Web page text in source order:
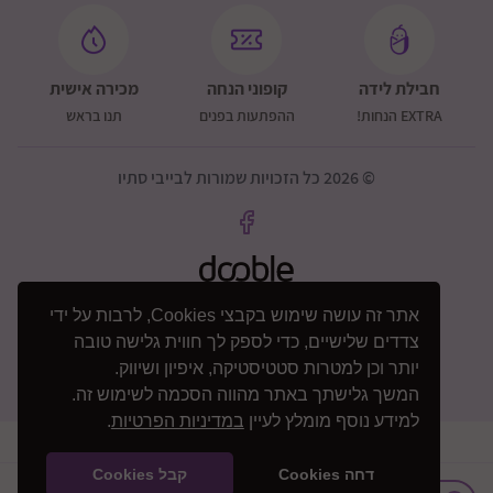
אתר זה עושה שימוש בקבצי Cookies, לרבות על ידי
צדדים שלישיים, כדי לספק לך חווית גלישה טובה
יותר וכן למטרות סטטיסטיקה, איפיון ושיווק.
המשך גלישתך באתר מהווה הסכמה לשימוש זה.
למידע נוסף מומלץ לעיין במדיניות הפרטיות.
דחה Cookies קבל Cookies
כיסוי רגליים מפואר בעיצוב חדש עם רוכסן פנימי
גגון XXL עם הגנת שמש UV50
כיסויי סיליקון על הרוכסנים להגנה מפני מים
אפשרות הגבהה או הנמכה – 2 מצבי גובה
קיפול קומפקטי ביד אחת
גב מושב בעיצוב חדש וקל במיוחד
גב מתכוונן ל-3 מצבי ישיבה ושכיבה
מדרך רגליים מתכוונן – 3 מצבים
הצדדים או לשליפה מלאה
חבילת לידה
EXTRA הנחות!
קופוני הנחה
ההפתעות בפנים
מכירה אישית
תנו בראש
© 2026 כל הזכויות שמורות לבייבי סתיו